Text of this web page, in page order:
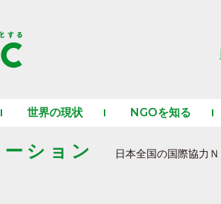
世界の現状 NGOを知る
ション 日本全国の国際協力